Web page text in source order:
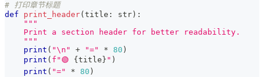
# 打印章节标题
def
print_header( title : str ) :
"""
    Print a section header for better readability.
    """
print ( "\n" + "=" * 80 )
print ( f"🟢 { title } " )
print ( "=" * 80 )